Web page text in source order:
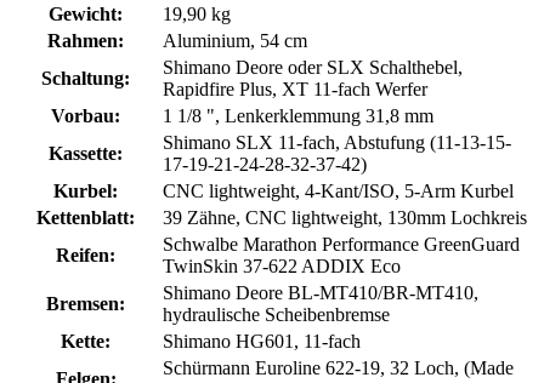
Gewicht:
19,90 kg
Rahmen:
Aluminium, 54 cm
Schaltung:
Shimano Deore oder SLX Schalthebel,
Rapidfire Plus, XT 11-fach Werfer
Vorbau:
1 1/8 ", Lenkerklemmung 31,8 mm
Kassette:
Shimano SLX 11-fach, Abstufung (11-13-15-
17-19-21-24-28-32-37-42)
Kurbel:
CNC lightweight, 4-Kant/ISO, 5-Arm Kurbel
Kettenblatt:
39 Zähne, CNC lightweight, 130mm Lochkreis
Reifen:
Schwalbe Marathon Performance GreenGuard
TwinSkin 37-622 ADDIX Eco
Bremsen:
Shimano Deore BL-MT410/BR-MT410,
hydraulische Scheibenbremse
Kette:
Shimano HG601, 11-fach
Felgen:
Schürmann Euroline 622-19, 32 Loch, (Made